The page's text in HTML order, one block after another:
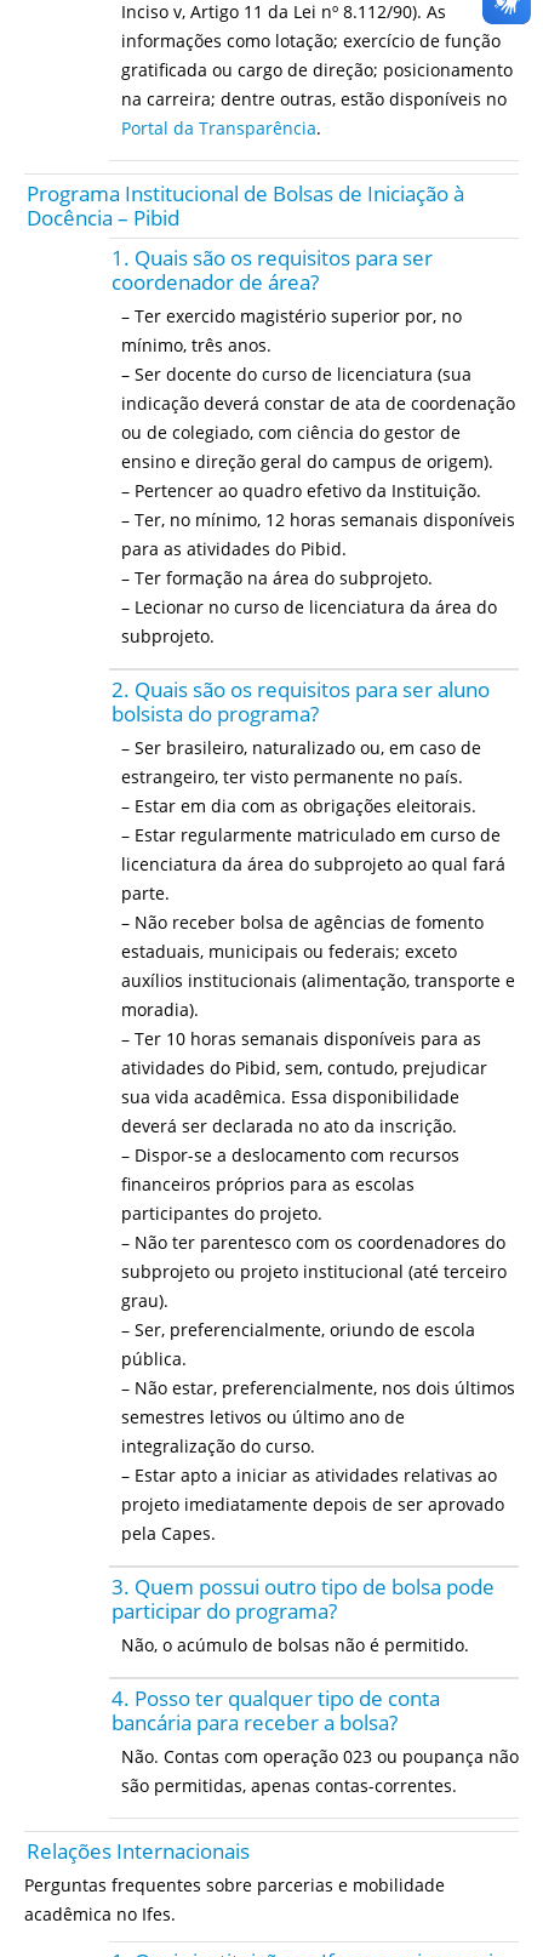
Inciso v, Artigo 11 da Lei nº 8.112/90). As
informações como lotação; exercício de função
gratificada ou cargo de direção; posicionamento
na carreira; dentre outras, estão disponíveis no
Portal da Transparência.
Programa Institucional de Bolsas de Iniciação à
Docência – Pibid
1. Quais são os requisitos para ser
coordenador de área?
– Ter exercido magistério superior por, no
mínimo, três anos.
– Ser docente do curso de licenciatura (sua
indicação deverá constar de ata de coordenação
ou de colegiado, com ciência do gestor de
ensino e direção geral do campus de origem).
– Pertencer ao quadro efetivo da Instituição.
– Ter, no mínimo, 12 horas semanais disponíveis
para as atividades do Pibid.
– Ter formação na área do subprojeto.
– Lecionar no curso de licenciatura da área do
subprojeto.
2. Quais são os requisitos para ser aluno
bolsista do programa?
– Ser brasileiro, naturalizado ou, em caso de
estrangeiro, ter visto permanente no país.
– Estar em dia com as obrigações eleitorais.
– Estar regularmente matriculado em curso de
licenciatura da área do subprojeto ao qual fará
parte.
– Não receber bolsa de agências de fomento
estaduais, municipais ou federais; exceto
auxílios institucionais (alimentação, transporte e
moradia).
– Ter 10 horas semanais disponíveis para as
atividades do Pibid, sem, contudo, prejudicar
sua vida acadêmica. Essa disponibilidade
deverá ser declarada no ato da inscrição.
– Dispor-se a deslocamento com recursos
financeiros próprios para as escolas
participantes do projeto.
– Não ter parentesco com os coordenadores do
subprojeto ou projeto institucional (até terceiro
grau).
– Ser, preferencialmente, oriundo de escola
pública.
– Não estar, preferencialmente, nos dois últimos
semestres letivos ou último ano de
integralização do curso.
– Estar apto a iniciar as atividades relativas ao
projeto imediatamente depois de ser aprovado
pela Capes.
3. Quem possui outro tipo de bolsa pode
participar do programa?
Não, o acúmulo de bolsas não é permitido.
4. Posso ter qualquer tipo de conta
bancária para receber a bolsa?
Não. Contas com operação 023 ou poupança não
são permitidas, apenas contas-correntes.
Relações Internacionais
Perguntas frequentes sobre parcerias e mobilidade
acadêmica no Ifes.